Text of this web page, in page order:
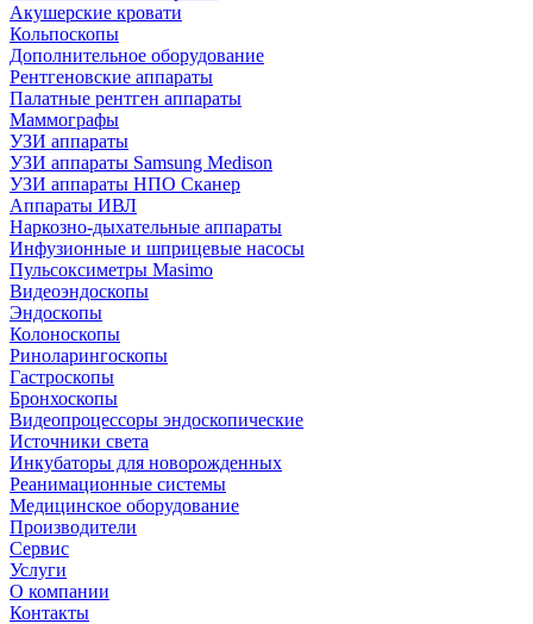
Акушерские кровати
Кольпоскопы
Дополнительное оборудование
Рентгеновские аппараты
Палатные рентген аппараты
Маммографы
УЗИ аппараты
УЗИ аппараты Samsung Medison
УЗИ аппараты НПО Сканер
Аппараты ИВЛ
Наркозно-дыхательные аппараты
Инфузионные и шприцевые насосы
Пульсоксиметры Masimo
Видеоэндоскопы
Эндоскопы
Колоноскопы
Риноларингоскопы
Гастроскопы
Бронхоскопы
Видеопроцессоры эндоскопические
Источники света
Инкубаторы для новорожденных
Реанимационные системы
Медицинское оборудование
Производители
Сервис
Услуги
О компании
Контакты